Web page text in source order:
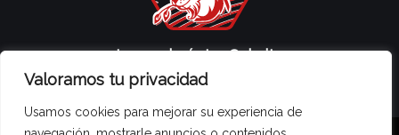
Valoramos tu privacidad
Usamos cookies para mejorar su experiencia de
Lavandería La Cabrita